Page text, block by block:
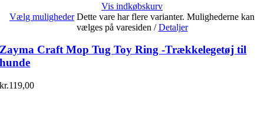
Vis indkøbskurv
Vælg muligheder Dette vare har flere varianter. Mulighederne kan
vælges på varesiden / Detaljer
Zayma Craft Mop Tug Toy Ring -Trækkelegetøj til
hunde
kr.119,00